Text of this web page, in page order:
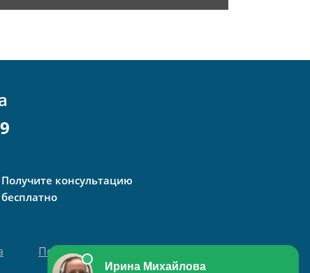
Получите консультацию
бесплатно
Политика персональных данных